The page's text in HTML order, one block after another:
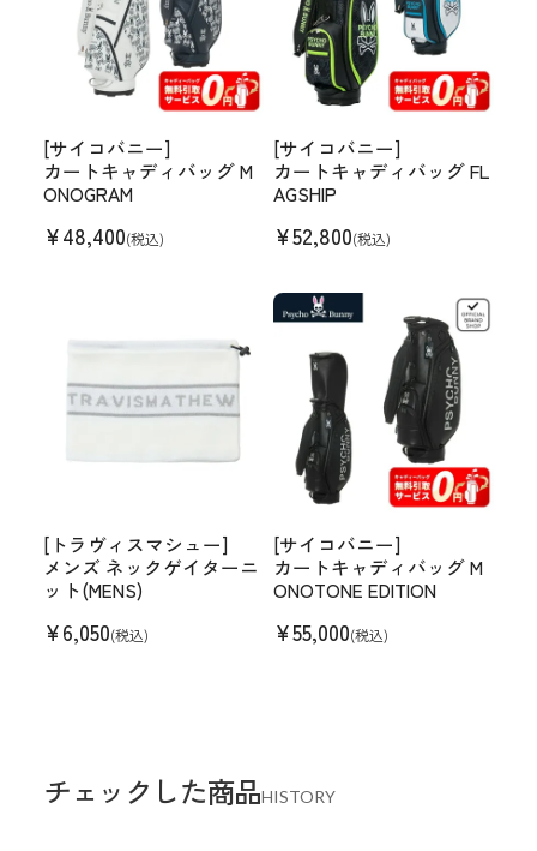
[サイコバニー]
カートキャディバッグ M
ONOGRAM
¥48,400(税込)
[サイコバニー]
カートキャディバッグ FL
AGSHIP
¥52,800(税込)
[トラヴィスマシュー]
メンズ ネックゲイターニ
ット(MENS)
¥6,050(税込)
[サイコバニー]
カートキャディバッグ M
ONOTONE EDITION
¥55,000(税込)
チェックした商品HISTORY